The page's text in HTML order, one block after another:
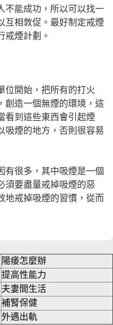
不能成功，所以可以找一
互相敦促。最好制定戒煙
戒煙計劃。
位開始，把所有的打火
創造一個無煙的環境，這
看到這些東西會引起煙
吸煙的地方，否則很容易
有很多，其中吸煙是一個
須要盡量戒掉吸煙的惡
地戒掉吸煙的習慣，從而
陽痿怎麼辦
提高性能力
夫妻間生活
補腎保健
外遇出軌